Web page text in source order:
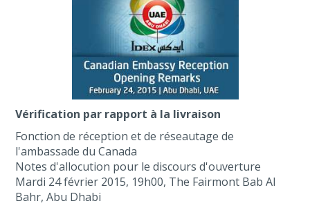
Vérification par rapport à la livraison
Fonction de réception et de réseautage de
l'ambassade du Canada
Notes d'allocution pour le discours d'ouverture
Mardi 24 février 2015, 19h00, The Fairmont Bab Al
Bahr, Abu Dhabi